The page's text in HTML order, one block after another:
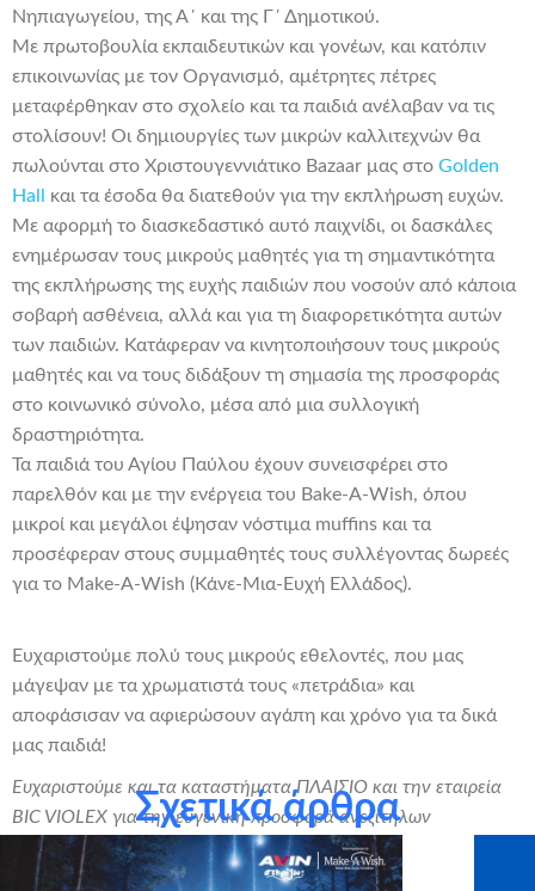
Νηπιαγωγείου, της Α΄ και της Γ΄ Δημοτικού.
Με πρωτοβουλία εκπαιδευτικών και γονέων, και κατόπιν
επικοινωνίας με τον Οργανισμό, αμέτρητες πέτρες
μεταφέρθηκαν στο σχολείο και τα παιδιά ανέλαβαν να τις
στολίσουν! Οι δημιουργίες των μικρών καλλιτεχνών θα
πωλούνται στο Χριστουγεννιάτικο Bazaar μας στο Golden
Hall
και τα έσοδα θα διατεθούν για την εκπλήρωση ευχών.
Με αφορμή το διασκεδαστικό αυτό παιχνίδι, οι δασκάλες
ενημέρωσαν τους μικρούς μαθητές για τη σημαντικότητα
της εκπλήρωσης της ευχής παιδιών που νοσούν από κάποια
σοβαρή ασθένεια, αλλά και για τη διαφορετικότητα αυτών
των παιδιών. Κατάφεραν να κινητοποιήσουν τους μικρούς
μαθητές και να τους διδάξουν τη σημασία της προσφοράς
στο κοινωνικό σύνολο, μέσα από μια συλλογική
δραστηριότητα.
Τα παιδιά του Αγίου Παύλου έχουν συνεισφέρει στο
παρελθόν και με την ενέργεια του Bake-A-Wish, όπου
μικροί και μεγάλοι έψησαν νόστιμα muffins και τα
προσέφεραν στους συμμαθητές τους συλλέγοντας δωρεές
για το Make-A-Wish (Κάνε-Μια-Ευχή Ελλάδος).
Ευχαριστούμε πολύ τους μικρούς εθελοντές, που μας
μάγεψαν με τα χρωματιστά τους «πετράδια» και
αποφάσισαν να αφιερώσουν αγάπη και χρόνο για τα δικά
μας παιδιά!
Ευχαριστούμε και τα καταστήματα ΠΛΑΙΣΙΟ και την εταιρεία
BIC VIOLEX για την ευγενική προσφορά ανεξίτηλων
μαρκαδόρων.
Σχετικά άρθρα